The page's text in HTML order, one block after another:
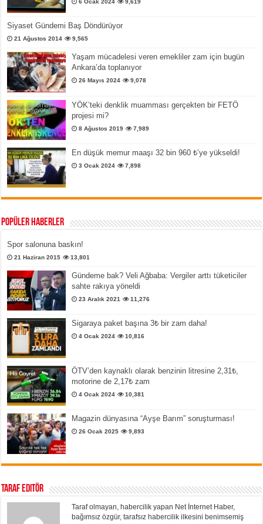
6 Ocak 2024 9,619
Siyaset Gündemi Baş Döndürüyor
21 Ağustos 2014 9,565
Yaşam mücadelesi veren emekliler zam için bugün
Ankara’da toplanıyor
26 Mayıs 2024 9,078
YÖK’teki denklik muamması gerçekten bir FETÖ
projesi mi?
8 Ağustos 2019 7,989
En düşük memur maaşı 32 bin 960 ₺’ye yükseldi!
3 Ocak 2024 7,898
Popüler Haberler
Spor salonuna baskın!
21 Haziran 2015 13,801
Gündeme bak? Veli Ağbaba: Vergiler arttı tüketiciler
sahte rakıya yöneldi
23 Aralık 2021 11,276
Sigaraya paket başına 3₺ bir zam daha!
4 Ocak 2024 10,816
ÖTV’den kaynaklı olarak benzinin litresine 2,31₺,
motorine de 2,17₺ zam
4 Ocak 2024 10,381
Magazin dünyasına “Ayşe Barım” soruşturması!
26 Ocak 2025 9,893
Taraf Editör
Taraf olmayan, habercilik yapan Net İnternet Haber,
bağımsız özgür, tarafsız habercilik ilkesini benimsemiş